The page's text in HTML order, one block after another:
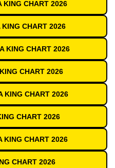
KING CHART 2026
CHART 2026
KING CHART 2026
CHART 2026
KING CHART 2026
CHART 2026
KING CHART 2026
CHART 2026